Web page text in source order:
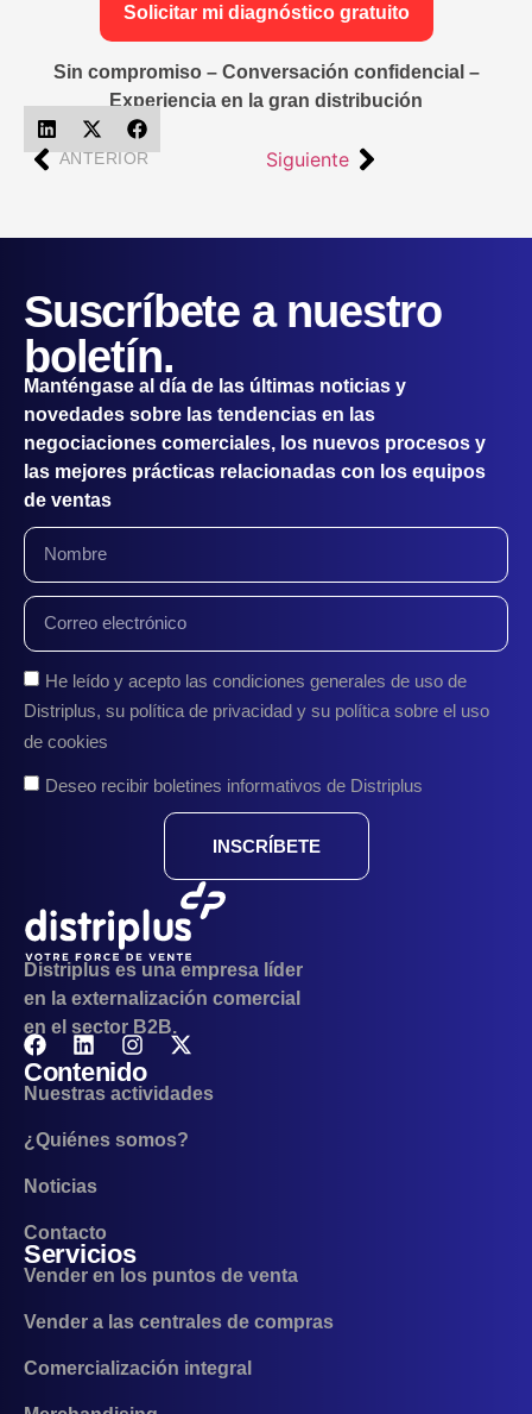
Solicitar mi diagnóstico gratuito
Sin compromiso – Conversación confidencial –
Experiencia en la gran distribución
ANTERIOR Siguiente
Suscríbete a nuestro
boletín.
Manténgase al día de las últimas noticias y
novedades sobre las tendencias en las
negociaciones comerciales, los nuevos procesos y
las mejores prácticas relacionadas con los equipos
de ventas
He leído y acepto las condiciones generales de uso de
Distriplus, su política de privacidad y su política sobre el uso
de cookies
Deseo recibir boletines informativos de Distriplus
INSCRÍBETE
Distriplus es una empresa líder
en la externalización comercial
en el sector B2B.
Contenido
Nuestras actividades
¿Quiénes somos?
Noticias
Contacto
Servicios
Vender en los puntos de venta
Vender a las centrales de compras
Comercialización integral